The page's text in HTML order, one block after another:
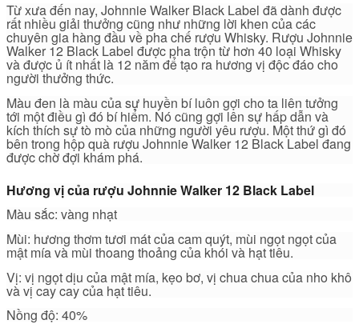
Từ xưa đến nay, Johnnie Walker Black Label đã dành được
rất nhiều giải thưởng cũng như những lời khen của các
chuyên gia hàng đầu về pha chế rượu Whisky. Rượu Johnnie
Walker 12 Black Label được pha trộn từ hơn 40 loại Whisky
và được ủ ít nhất là 12 năm để tạo ra hương vị độc đáo cho
người thưởng thức.
Màu đen là màu của sự huyền bí luôn gợi cho ta liên tưởng
tới một điều gì đó bí hiểm. Nó cũng gợi lên sự hấp dẫn và
kích thích sự tò mò của những người yêu rượu. Một thứ gì đó
bên trong hộp quà rượu Johnnie Walker 12 Black Label đang
được chờ đợi khám phá.
Hương vị của rượu Johnnie Walker 12 Black Label
Màu sắc: vàng nhạt
Mùi: hương thơm tươi mát của cam quýt, mùi ngọt ngọt của
mật mía và mùi thoang thoảng của khói và hạt tiêu.
Vị: vị ngọt dịu của mật mía, kẹo bơ, vị chua chua của nho khô
và vị cay cay của hạt tiêu.
Nồng độ: 40%